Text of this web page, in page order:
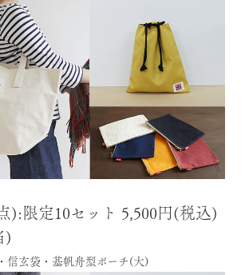
):限定10セット 5,500円(税込)
)
信玄袋・基帆舟型ポーチ(大)